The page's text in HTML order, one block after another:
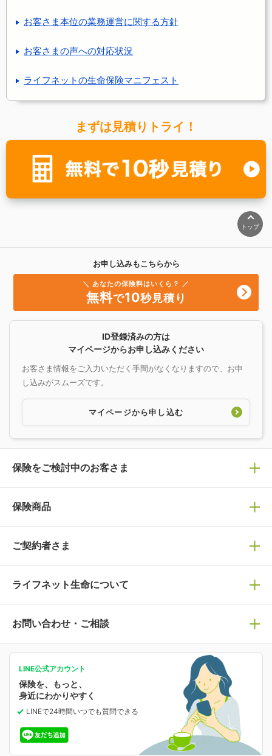
お客さま本位の業務運営に関する方針
お客さまの声への対応状況
ライフネットの生命保険マニフェスト
まずは見積りトライ！
トップ
お申し込みもこちらから
＼ あなたの保険料はいくら？ ／
無料で10秒見積り
ID登録済みの方は
マイページからお申し込みください
お客さま情報をご入力いただく手間がなくなりますので、お申
し込みがスムーズです。
マイページから申し込む
保険をご検討中のお客さま
保険の選び方
保険選びで迷っている方はチェック！
保険の基礎知識や選び方を解説！
人生のステージに必要な保険がわかる！
保険ジャンバラヤ
あなたの人生と保険選びのためのWebメディア
選ばれる理由・評判
ライフネット生命の特長
ライフネット生命が選ばれる理由がわかる！
保険商品
保険商品一覧
万が一に備える
病気や手術に備える
がん保険
がんに備える
女性保険
女性特有の病気に備える
就業不能保険
就業不能状態に備える
ご契約者さま
マイページログイン
ご契約内容の確認
お客さま情報の確認・変更
保険料の支払い方法の変更
中断したお申し込みの再開
お申し込み後の状況確認
減額・解約・追加契約の申し込み など
ライフネット生命について
ライフネット生命についてトップ
会社情報
業績・財務情報
保険金等の支払状況
お問い合わせ・ご相談
保険相談サービス
よくあるご質問
LINE公式アカウント
保険を、もっと、
身近にわかりやすく
LINEで24時間いつでも質問できる